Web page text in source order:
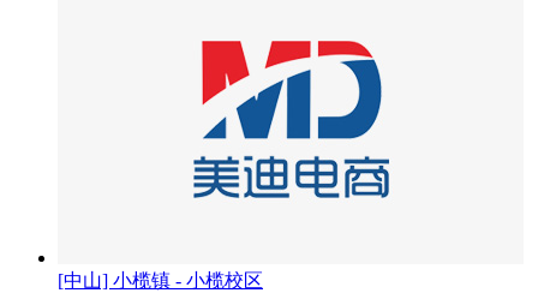
[中山] 小榄镇 - 小榄校区